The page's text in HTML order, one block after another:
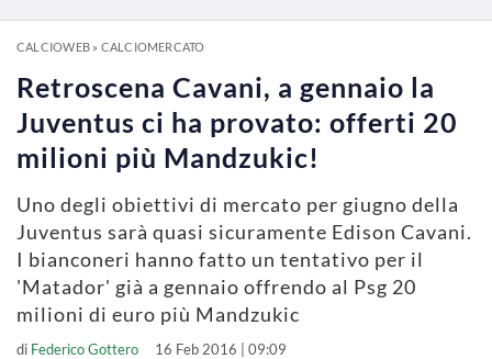
CALCIOWEB» CALCIOMERCATO
Retroscena Cavani, a gennaio la
Juventus ci ha provato: offerti 20
milioni più Mandzukic!
Uno degli obiettivi di mercato per giugno della
Juventus sarà quasi sicuramente Edison Cavani.
I bianconeri hanno fatto un tentativo per il
'Matador' già a gennaio offrendo al Psg 20
milioni di euro più Mandzukic
di Federico Gottero 16 Feb 2016 | 09:09